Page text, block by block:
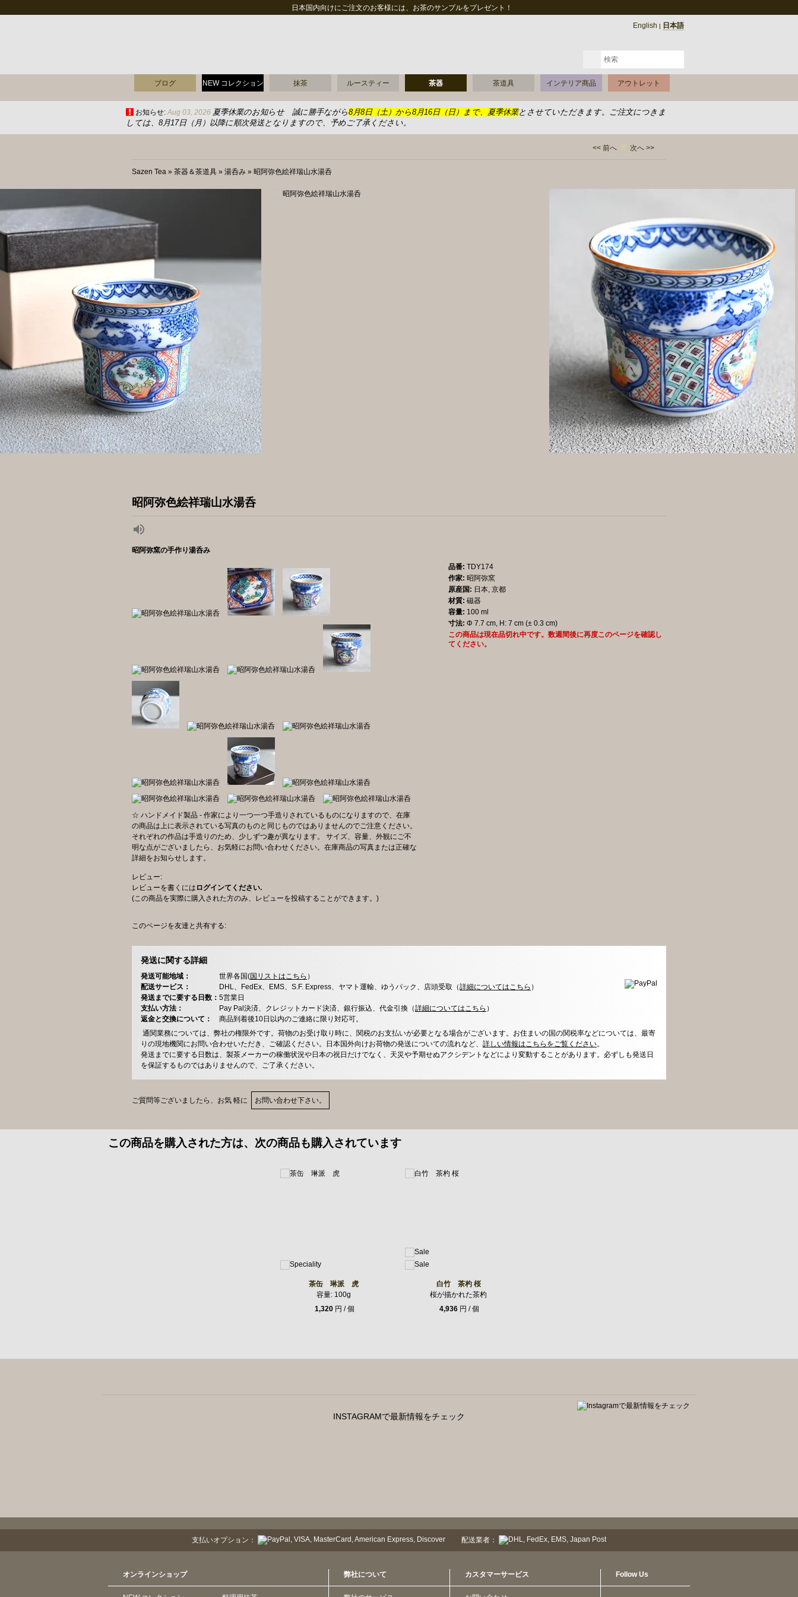
日本国内向けにご注文のお客様には、お茶のサンプルをプレゼント！
English | 日本語
ブログ NEW コレクション 抹茶 ルースティー 茶器 茶道具 インテリア商品 アウトレット
お知らせ: Aug 03, 2026 夏季休業のお知らせ 誠に勝手ながら8月8日（土）から8月16日（日）まで、夏季休業とさせていただきます。ご注文につきま
しては、8月17日（月）以降に順次発送となりますので、予めご了承ください。
<< 前へ 次へ >>
Sazen Tea » 茶器＆茶道具 » 湯呑み » 昭阿弥色絵祥瑞山水湯呑
昭阿弥色絵祥瑞山水湯呑
昭阿弥窯の手作り湯呑み
☆ ハンドメイド製品 - 作家により一つ一つ手造りされているものになりますので、在庫
の商品は上に表示されている写真のものと同じものではありませんのでご注意ください。
それぞれの作品は手造りのため、少しずつ趣が異なります。 サイズ、容量、外観にご不
明な点がございましたら、お気軽にお問い合わせください。在庫商品の写真または正確な
詳細をお知らせします。
レビュー:
レビューを書くには ログインてください.
(この商品を実際に購入された方のみ、レビューを投稿することができます。)
このページを友達と共有する:
品番: TDY174
作家: 昭阿弥窯
原産国: 日本, 京都
材質: 磁器
容量: 100 ml
寸法: Φ 7.7 cm, H: 7 cm (± 0.3 cm)
この商品は現在品切れ中です。数週間後に再度このページを確認し
てください。
発送に関する詳細
発送可能地域： 世界各国(国リストはこちら ）
配送サービス：
DHL、FedEx、EMS、S.F. Express、ヤマト運輸、ゆうパック、店頭受取（詳細についてはこちら ）
発送までに要する日数： 5営業日
支払い方法：
Pay Pal決済、クレジットカード決済、銀行振込、代金引換（詳細についてはこちら ）
返金と交換について：
商品到着後10日以内のご連絡に限り対応可。
通関業務については、弊社の権限外です。荷物のお受け取り時に、関税のお支払いが必要となる場合がございます。お住まいの国の関税率などについては、最寄
りの現地機関にお問い合わせいただき、ご確認ください。日本国外向けお荷物の発送についての流れなど、 詳しい情報はこちらをご覧ください。
発送までに要する日数は、製茶メーカーの稼働状況や日本の祝日だけでなく、天災や予期せぬアクシデントなどにより変動することがあります。必ずしも発送日
を保証するものではありませんので、ご了承ください。
ご質問等ございましたら、お気 軽に お問い合わせ下さい。
この商品を購入された方は、次の商品も購入されています
茶缶 琳派 虎
容量: 100g
1,320円 / 個
白竹 茶杓 桜
桜が描かれた茶杓
4,936円 / 個
INSTAGRAMで最新情報をチェック
支払いオプション： 配送業者：
オンラインショップ 弊社について カスタマーサービス Follow Us